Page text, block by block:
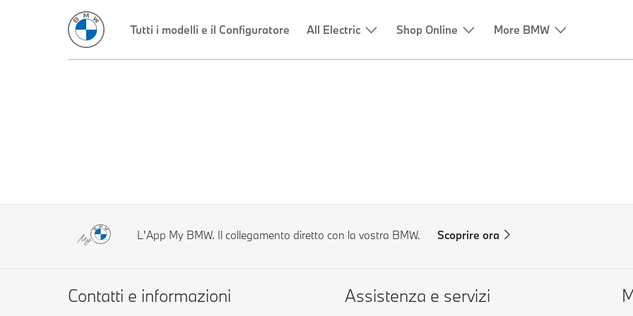
Tutti i modelli e il Configuratore All Electric Shop Online More BMW
L'App My BMW. Il collegamento diretto con la vostra BMW. Scoprire ora
Contatti e informazioni Assistenza e servizi